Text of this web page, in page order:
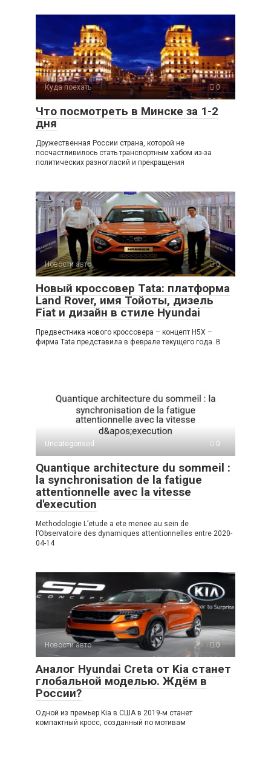
Куда поехать 0
Что посмотреть в Минске за 1-2
дня
Дружественная России страна, которой не
посчастливилось стать транспортным хабом из-за
политических разногласий и прекращения
Новости авто 0
Новый кроссовер Tata: платформа
Land Rover, имя Тойоты, дизель
Fiat и дизайн в стиле Hyundai
Предвестника нового кроссовера – концепт H5X –
фирма Tata представила в феврале текущего года. В
Uncategorised 0
Quantique architecture du sommeil :
la synchronisation de la fatigue
attentionnelle avec la vitesse
d'execution
Methodologie L’etude a ete menee au sein de
l’Observatoire des dynamiques attentionnelles entre 2020-
04-14
Новости авто 0
Аналог Hyundai Creta от Kia станет
глобальной моделью. Ждём в
России?
Одной из премьер Kia в США в 2019-м станет
компактный кросс, созданный по мотивам